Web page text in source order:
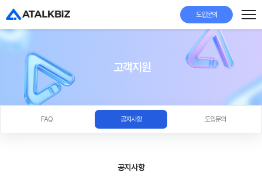
도입문의
고객지원
FAQ 공지사항 도입문의
공지사항